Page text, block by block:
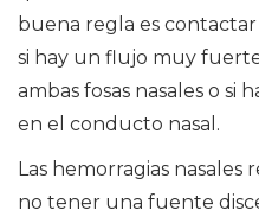
buena regla es
si hay un flujo muy
ambas fosas nasales o si
en el conducto nasal.
Las hemorragias
no tener una fuente